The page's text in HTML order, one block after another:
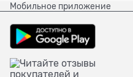
Мобильное приложение